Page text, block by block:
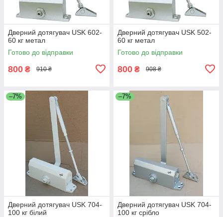
Дверний дотягувач USK 602-
60 кг метал
Готово до відправки
800 ₴ 910 ₴
Дверний дотягувач USK 502-
60 кг метал
Готово до відправки
800 ₴ 908 ₴
–7%
Дверний дотягувач USK 704-
100 кг білий
–7%
Дверний дотягувач USK 704-
100 кг срібло